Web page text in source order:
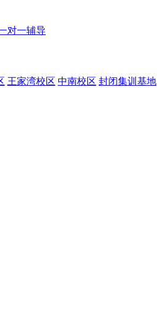
对一辅导
王家湾校区 中南校区 封闭集训基地